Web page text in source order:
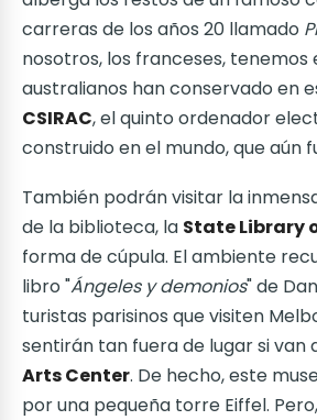
carreras de los años 20 llamado
nosotros, los franceses, tenemos
australianos han conservado en
CSIRAC, el quinto ordenador
construido en el mundo, que aún
También podrán visitar la
de la biblioteca, la State Library
forma de cúpula. El ambiente
libro "Ángeles y demonios" de
turistas parisinos que visiten
sentirán tan fuera de lugar si van
Arts Center. De hecho, este
por una pequeña torre Eiffel.